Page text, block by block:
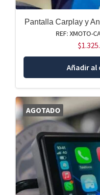
Pantalla Carplay y
REF: XMOTO-
$
Añadir
AGOTADO